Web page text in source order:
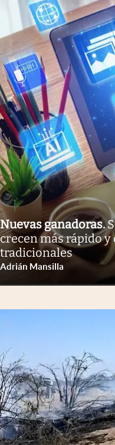
Nuevas ganadoras.
crecen más rápido y
tradicionales
Adrián Mansilla